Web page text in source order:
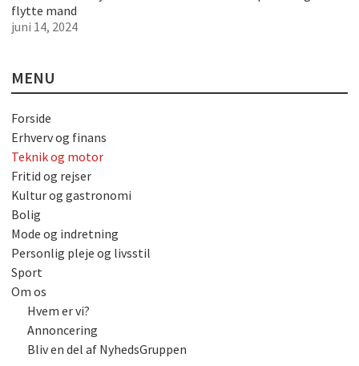
flytte mand
juni 14, 2024
MENU
Forside
Erhverv og finans
Teknik og motor
Fritid og rejser
Kultur og gastronomi
Bolig
Mode og indretning
Personlig pleje og livsstil
Sport
Om os
Hvem er vi?
Annoncering
Bliv en del af NyhedsGruppen